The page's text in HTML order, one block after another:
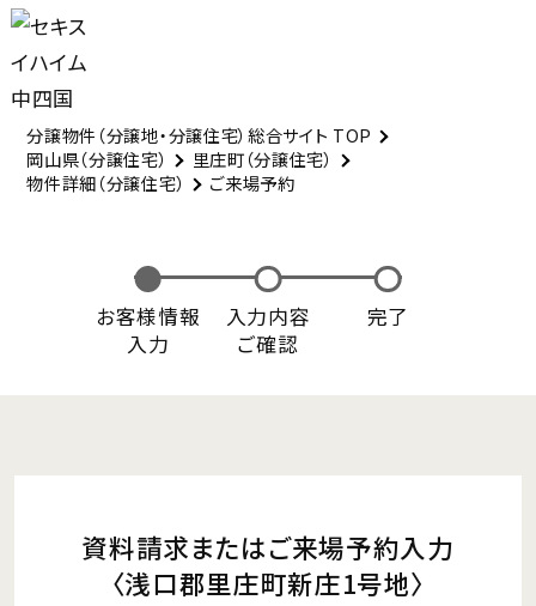
分譲物件（分譲地・分譲住宅）総合サイト TOP
岡山県（分譲住宅）
里庄町（分譲住宅）
物件詳細（分譲住宅）
ご来場予約
お客様情報
入力
入力内容
ご確認
完了
資料請求またはご来場予約入力
〈浅口郡里庄町新庄1号地〉